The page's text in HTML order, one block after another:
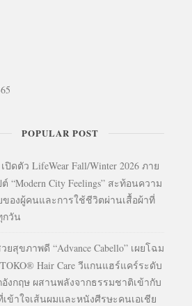
POPULAR POST
ปิดตัว LifeWear Fall/Winter 2026 ภาย
“Modern City Feelings” สะท้อนความ
องผู้คนและการใช้ชีวิตผ่านเสื้อผ้าที่
กวัน
ยสุขภาพดี “Advance Cabello” เผยโฉม
Hair Care วีแกนแฮร์แคร์ระดับ
งกฤษ ผสานพลังจากธรรมชาติเข้ากับ
ข้าใจเส้นผมและหนังศีรษะคนเอเชีย